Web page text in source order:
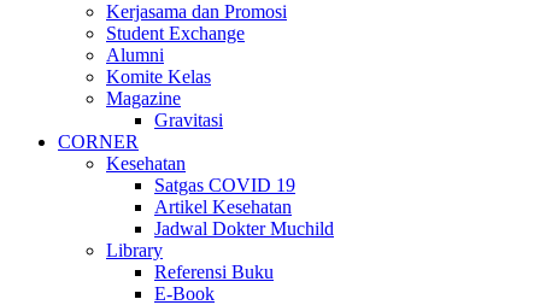
Kerjasama dan Promosi
Student Exchange
Alumni
Komite Kelas
Magazine
Gravitasi
CORNER
Kesehatan
Satgas COVID 19
Artikel Kesehatan
Jadwal Dokter Muchild
Library
Referensi Buku
E-Book